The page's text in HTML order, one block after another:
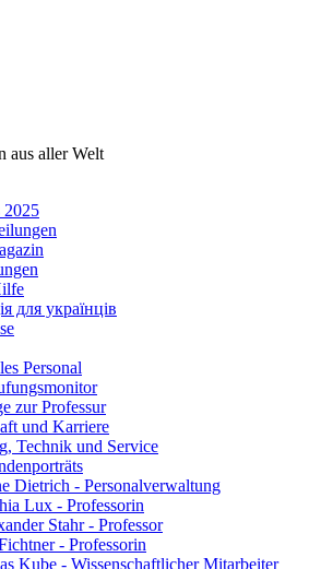
aus aller Welt
для українців
Personal
zur Professur
und Karriere
Technik und Service
Dietrich - Personalverwaltung
Lux - Professorin
Stahr - Professor
- Professorin
Kube - Wissenschaftlicher Mitarbeiter